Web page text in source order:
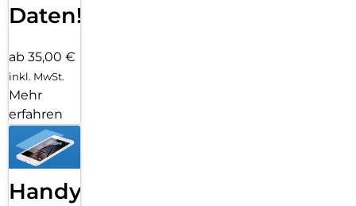
Daten!
ab 35,00 €
inkl. MwSt.
Mehr
erfahren
Handy